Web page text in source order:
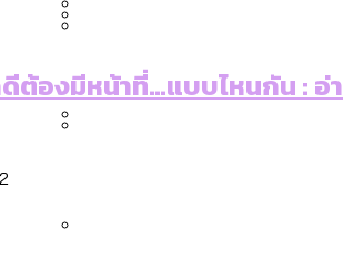
สำรวจรายได้จากการจัดเก็
กรุงเทพฯ เมืองสังคมผู้สูงอ
ดีต้องมีหน้าที่…แบบไหนกัน :